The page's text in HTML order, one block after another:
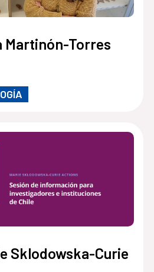
Martinón-Torres
Sklodowska-Curie